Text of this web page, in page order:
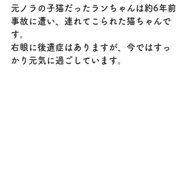
元ノラの子猫だったランちゃんは約6年前
事故に遭い、連れてこられた猫ちゃんで
す。
右眼に後遺症はありますが、今ではすっ
かり元気に過ごしています。